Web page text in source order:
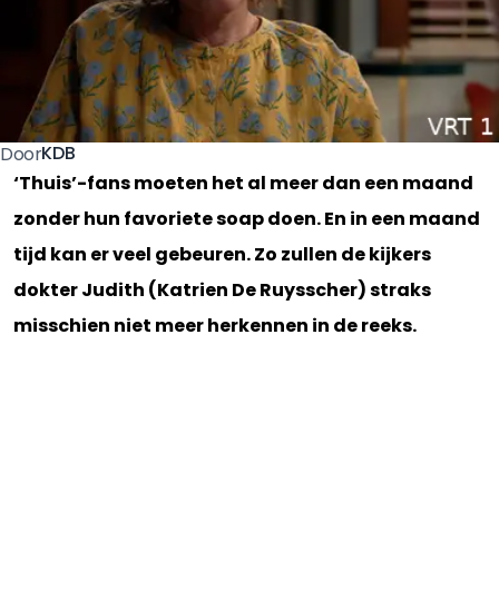
DoorKDB
‘Thuis’-fans moeten het al meer dan een maand
zonder hun favoriete soap doen. En in een maand
tijd kan er veel gebeuren. Zo zullen de kijkers
dokter Judith (Katrien De Ruysscher) straks
misschien niet meer herkennen in de reeks.